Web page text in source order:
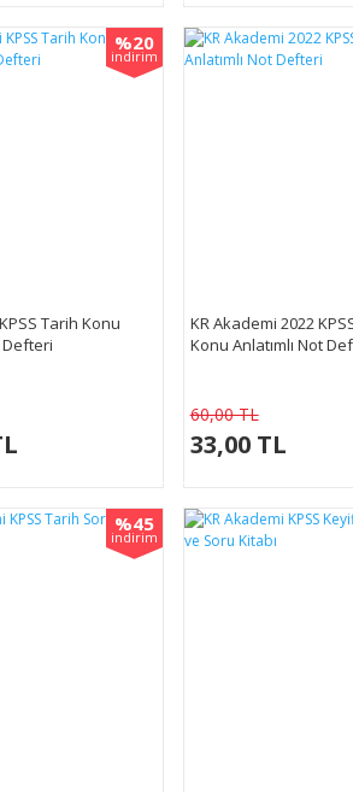
%20
indirim
Tarih Konu
Defteri
KR Akademi 2022
Konu Anlatımlı Not
60,00 TL
33,00 TL
%45
indirim